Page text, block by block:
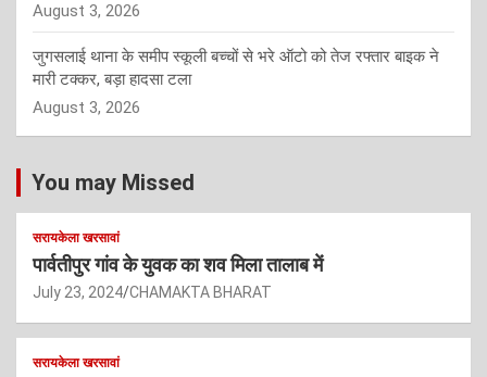
August 3, 2026
जुगसलाई थाना के समीप स्कूली बच्चों से भरे ऑटो को तेज रफ्तार बाइक ने
मारी टक्कर, बड़ा हादसा टला
August 3, 2026
You may Missed
सरायकेला खरसावां
पार्वतीपुर गांव के युवक का शव मिला तालाब में
July 23, 2024 CHAMAKTA BHARAT
सरायकेला खरसावां